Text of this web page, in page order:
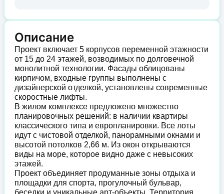
Описание
Проект включает 5 корпусов переменной этажности
от 15 до 24 этажей, возводимых по долговечной
монолитной технологии. Фасады облицованы
кирпичом, входные группы выполнены с
дизайнерской отделкой, установлены современные
скоростные лифты.
В жилом комплексе предложено множество
планировочных решений: в наличии квартиры
классического типа и европланировки. Все лоты
идут с чистовой отделкой, панорамными окнами и
высотой потолков 2,66 м. Из окон открываются
виды на море, которое видно даже с невысоких
этажей.
Проект объединяет продуманные зоны отдыха и
площадки для спорта, прогулочный бульвар,